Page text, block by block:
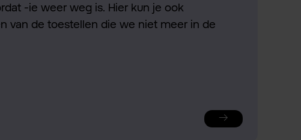
-ie weer weg is. Hier kun je ook
van de toestellen die we niet meer in de